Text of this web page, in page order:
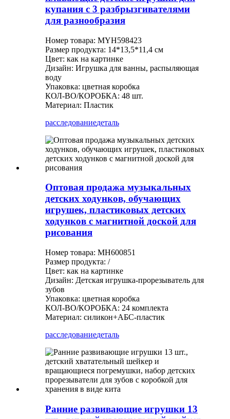
купания с 3 разбрызгивателями
для разнообразия
Номер товара: MYH598423
Размер продукта: 14*13,5*11,4 см
Цвет: как на картинке
Дизайн: Игрушка для ванны, распыляющая
воду
Упаковка: цветная коробка
КОЛ-ВО/КОРОБКА: 48 шт.
Материал: Пластик
расследованиедеталь
Оптовая продажа музыкальных
детских ходунков, обучающих
игрушек, пластиковых детских
ходунков с магнитной доской для
рисования
Номер товара: MH600851
Размер продукта: /
Цвет: как на картинке
Дизайн: Детская игрушка-прорезыватель для
зубов
Упаковка: цветная коробка
КОЛ-ВО/КОРОБКА: 24 комплекта
Материал: силикон+АБС-пластик
расследованиедеталь
Ранние развивающие игрушки 13